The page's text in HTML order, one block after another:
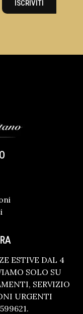
ISCRIVITI
ESTIVE DAL 4
SOLO SU
SERVIZIO
URGENTI